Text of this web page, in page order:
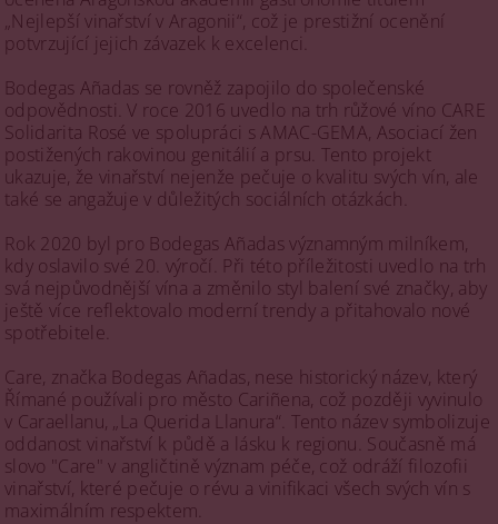
„Nejlepší vinařství v Aragonii“, což je prestižní ocenění
potvrzující jejich závazek k excelenci.
Bodegas Añadas se rovněž zapojilo do společenské
odpovědnosti. V roce 2016 uvedlo na trh růžové víno CARE
Solidarita Rosé ve spolupráci s AMAC-GEMA, Asociací žen
postižených rakovinou genitálií a prsu. Tento projekt
ukazuje, že vinařství nejenže pečuje o kvalitu svých vín, ale
také se angažuje v důležitých sociálních otázkách.
Rok 2020 byl pro Bodegas Añadas významným milníkem,
kdy oslavilo své 20. výročí. Při této příležitosti uvedlo na trh
svá nejpůvodnější vína a změnilo styl balení své značky, aby
ještě více reflektovalo moderní trendy a přitahovalo nové
spotřebitele.
Care, značka Bodegas Añadas, nese historický název, který
Římané používali pro město Cariñena, což později vyvinulo
v Caraellanu, „La Querida Llanura“. Tento název symbolizuje
oddanost vinařství k půdě a lásku k regionu. Současně má
slovo "Care" v angličtině význam péče, což odráží filozofii
vinařství, které pečuje o révu a vinifikaci všech svých vín s
maximálním respektem.